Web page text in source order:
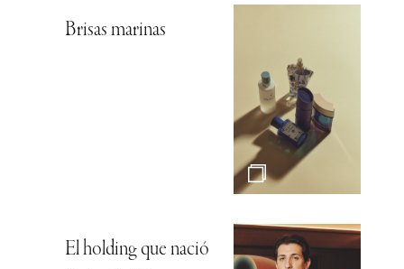
Brisas marinas
El holding que nació